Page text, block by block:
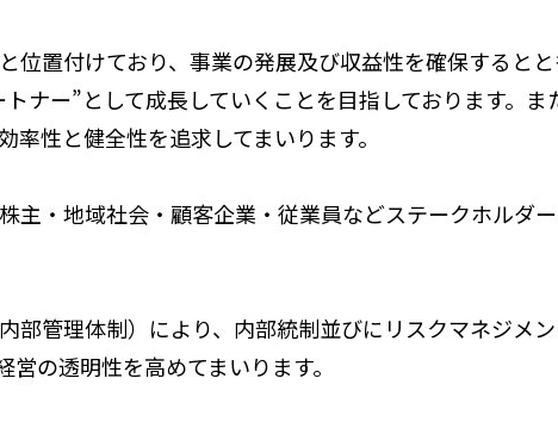
位置付けており、事業の発展及び収益性を確保すると
ナー”として成長していくことを目指しております。
性と健全性を追求してまいります。
主・地域社会・顧客企業・従業員などステークホルダ
部管理体制）により、内部統制並びにリスクマネジメ
の透明性を高めてまいります。